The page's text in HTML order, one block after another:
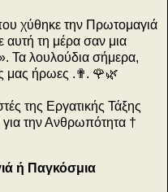
χύθηκε την Πρωτομαγιά
αυτή τη μέρα σαν μια
Τα λουλούδια σήμερα,
μας ήρωες .✟. 🌹🌿
της Εργατικής Τάξης
την Ανθρωπότητα †
ή Παγκόσμια